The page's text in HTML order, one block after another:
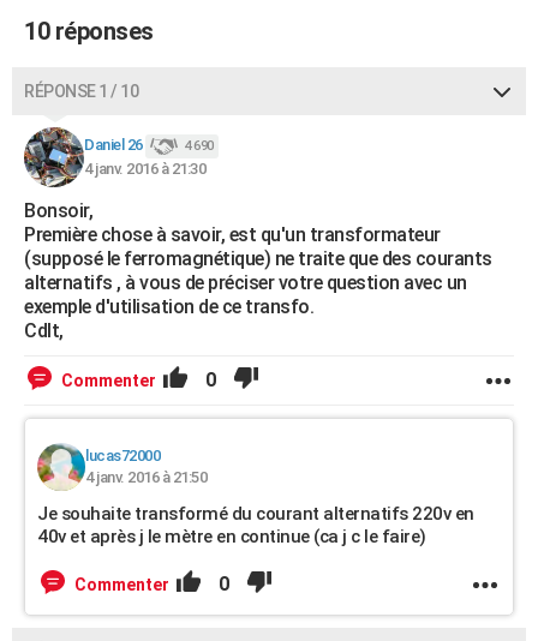
CARTE DE VOEUX
Carte de Noël
Carte Bonne année
Carte Saint-Valentin
Carte Pâques
Carte d'anniversaire
DICTIONNAIRE
Dictionnaire
Biographies
Citations
Expressions
Proverbes
PROGRAMME TV
S'inscrire
Se connecter
Lycées
Collèges
Primaires
Universités
Entreprises
Service militaire
Avis de recherche
AVIS DE DÉCÈS
FORUM
Bricolage
Lifestyle
Culture
Sport
Auto
Television
Voyage
Cinema
10 réponses
RÉPONSE 1 / 10
Daniel 26 4 690
4 janv. 2016 à 21:30
Bonsoir,
Première chose à savoir, est qu'un transformateur
(supposé le ferromagnétique) ne traite que des courants
alternatifs , à vous de préciser votre question avec un
exemple d'utilisation de ce transfo.
Cdlt,
Commenter 0
lucas72000
4 janv. 2016 à 21:50
Je souhaite transformé du courant alternatifs 220v en
40v et après j le mètre en continue (ca j c le faire)
Commenter 0